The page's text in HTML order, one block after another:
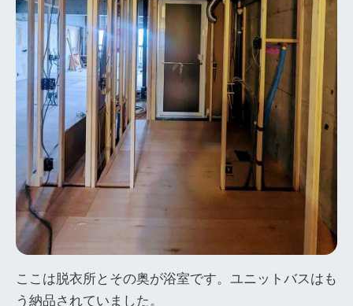
ここは脱衣所とその奥が浴室です。ユニットバスはも
う納品されていました。